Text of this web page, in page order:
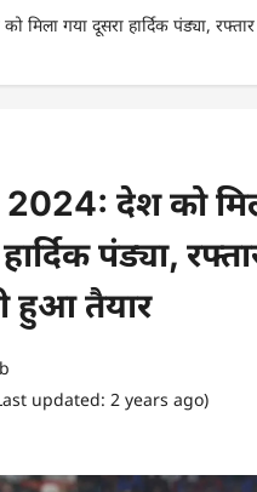
गया दूसरा हार्दिक पंड्या,
देश को
पंड्या,
हुआ तैयार
updated: 2 years ago)